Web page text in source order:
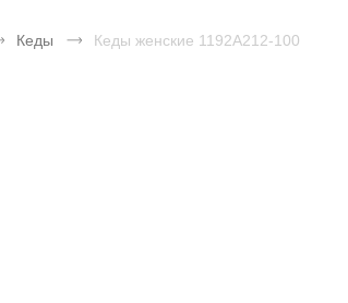
Кеды Кеды женские 1192A212-100